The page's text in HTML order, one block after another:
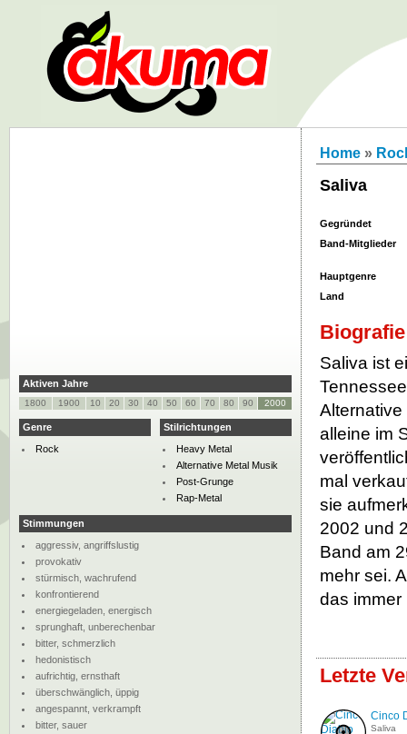
Home »
Saliva
Gegründet
Band-Mitglieder
Hauptgenre
Land
Biografie
Saliva ist
alleine im
mal
sie
2002 und
Band am
mehr sei.
das
Letzte
Cinco
Saliva
Aktiven Jahre
1800 1900 10 20 30 40 50 60 70 80 90 2000
Genre
Rock
Stilrichtungen
Heavy Metal
Alternative Metal Musik
Post-Grunge
Rap-Metal
Stimmungen
aggressiv, angriffslustig
provokativ
stürmisch, wachrufend
konfrontierend
energiegeladen, energisch
sprunghaft, unberechenbar
bitter, schmerzlich
hedonistisch
aufrichtig, ernsthaft
überschwänglich, üppig
angespannt, verkrampft
bitter, sauer